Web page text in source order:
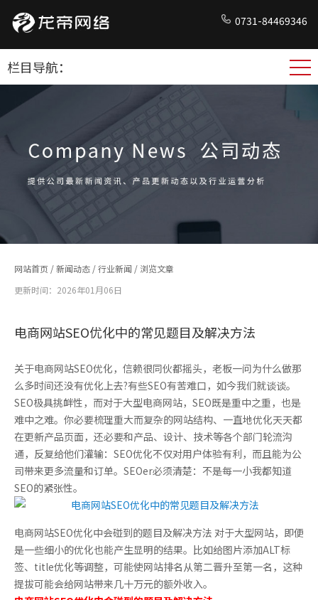
0731-84469346
栏目导航：
网站首页 /新闻动态 /行业新闻 / 浏览文章
更新时间：2026年01月06日
电商网站SEO优化中的常见题目及解决方法
关于电商网站SEO优化，信赖很同伙都摇头，老板一问为什么做那
么多时间还没有优化上去?有些SEO有苦难口，如今我们就谈谈。
SEO极具挑衅性，而对于大型电商网站，SEO既是重中之重，也是
难中之难。你必要梳理重大而复杂的网站结构、一直地优化天天都
在更新产品页面，还必要和产品、设计、技术等各个部门轮流沟
通，反复给他们灌输：SEO优化不仅对用户体验有利，而且能为公
司带来更多流量和订单。SEOer必须清楚：不是每一小我都知道
SEO的紧张性。
电商网站SEO优化中会碰到的题目及解决方法 对于大型网站，即便
是一些细小的优化也能产生显明的结果。比如给图片添加ALT标
签、title优化等调整，可能使网站排名从第二晋升至第一名，这种
提拔可能会给网站带来几十万元的额外收入。